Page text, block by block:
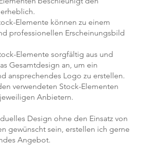
Elemente können zu einem
professionellen Erscheinungsbild
Elemente sorgfältig aus und
Gesamtdesign an, um ein
ansprechendes Logo zu erstellen.
verwendeten Stock-Elementen
Anbietern.
Design ohne den Einsatz von
gewünscht sein, erstellen ich gerne
Angebot.